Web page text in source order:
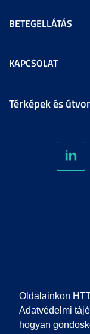
Oldalainkon
Adatvédelmi
hogyan
BETEGELLÁTÁS
KAPCSOLAT
Térképek és